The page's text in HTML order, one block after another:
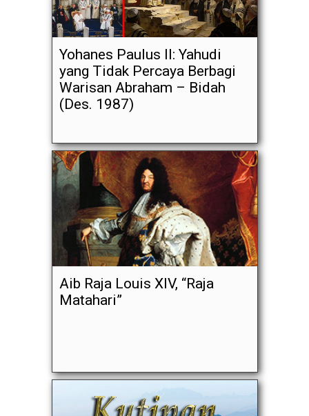
Yohanes Paulus II: Yahudi
yang Tidak Percaya Berbagi
Warisan Abraham – Bidah
(Des. 1987)
Aib Raja Louis XIV, “Raja
Matahari”